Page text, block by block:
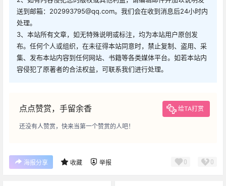
送到邮箱：202993795@qq.com。我们会在收到消息后24小时内
处理。
3、本站所有文章，如无特殊说明或标注，均为本站用户原创发
布。任何个人或组织，在未征得本站同意时，禁止复制、盗用、采
集、发布本站内容到任何网站、书籍等各类媒体平台。如若本站内
容侵犯了原著者的合法权益，可联系我们进行处理。
点点赞赏，手留余香 给TA打赏
还没有人赞赏，快来当第一个赞赏的人吧！
海报分享 收藏 举报 0 0